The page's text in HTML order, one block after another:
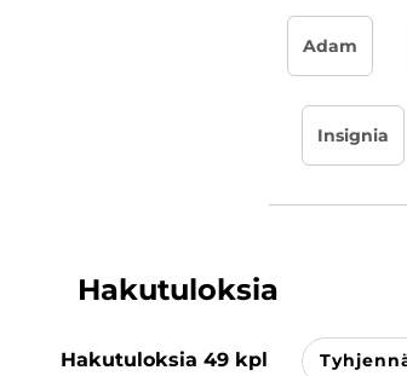
Adam
Insignia
Hakutuloksia
Hakutuloksia 49 kpl